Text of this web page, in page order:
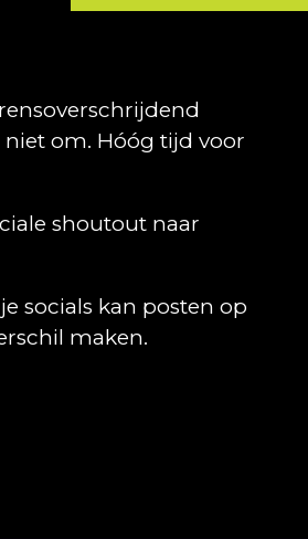
om. Hóóg tijd voor
shoutout naar
socials kan posten op
maken.